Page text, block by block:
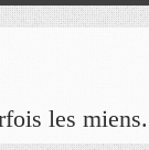
les miens.